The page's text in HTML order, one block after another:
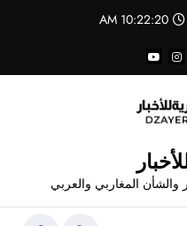
10:22:20 AM
والشأن المغاربي والعربي